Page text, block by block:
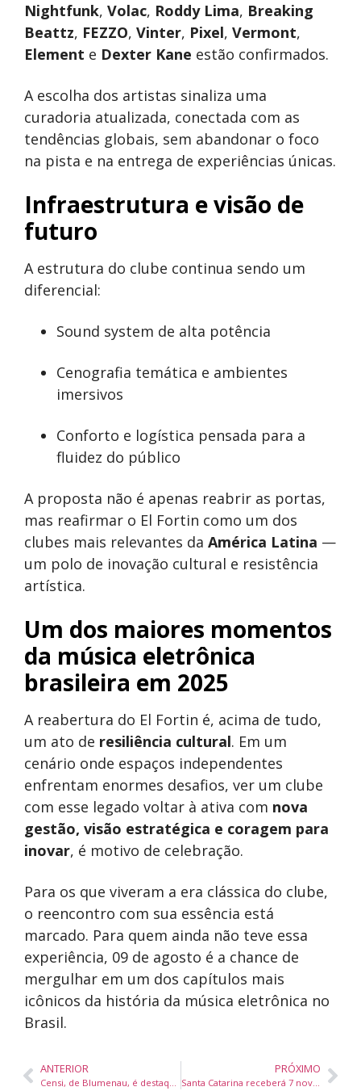
Nightfunk, Volac, Roddy Lima, Breaking
Beattz, FEZZO, Vinter, Pixel, Vermont,
Element e Dexter Kane estão confirmados.
A escolha dos artistas sinaliza uma
curadoria atualizada, conectada com as
tendências globais, sem abandonar o foco
na pista e na entrega de experiências únicas.
Infraestrutura e visão de
futuro
A estrutura do clube continua sendo um
diferencial:
Sound system de alta potência
Cenografia temática e ambientes
imersivos
Conforto e logística pensada para a
fluidez do público
A proposta não é apenas reabrir as portas,
mas reafirmar o El Fortin como um dos
clubes mais relevantes da América Latina —
um polo de inovação cultural e resistência
artística.
Um dos maiores momentos
da música eletrônica
brasileira em 2025
A reabertura do El Fortin é, acima de tudo,
um ato de resiliência cultural. Em um
cenário onde espaços independentes
enfrentam enormes desafios, ver um clube
com esse legado voltar à ativa com nova
gestão, visão estratégica e coragem para
inovar, é motivo de celebração.
Para os que viveram a era clássica do clube,
o reencontro com sua essência está
marcado. Para quem ainda não teve essa
experiência, 09 de agosto é a chance de
mergulhar em um dos capítulos mais
icônicos da história da música eletrônica no
Brasil.
ANTERIOR
Censi, de Blumenau, é destaque nacional com três troféus no Prêmio Marketing Strategy Matcon 2025
PRÓXIMO
Santa Catarina receberá 7 novos peritos médicos nas agências do INSS